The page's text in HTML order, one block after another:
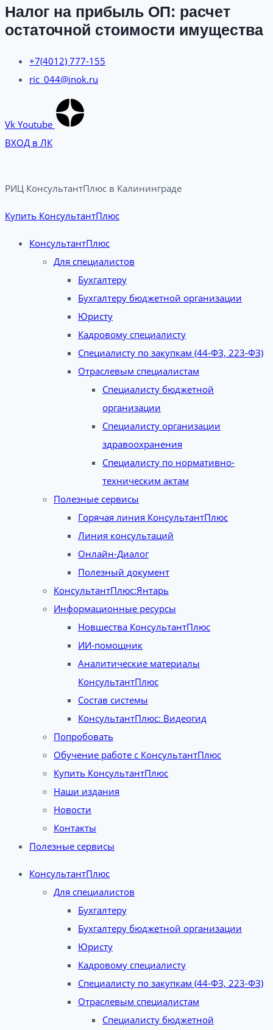
Налог на прибыль ОП: расчет
остаточной стоимости имущества
+7(4012) 777-155
ric_044@inok.ru
Vk Youtube
ВХОД в ЛК
РИЦ КонсультантПлюс в Калининграде​
Купить КонсультантПлюс
КонсультантПлюс
Для специалистов
Бухгалтеру
Бухгалтеру бюджетной организации
Юристу
Кадровому специалисту
Специалисту по закупкам (44-ФЗ, 223-ФЗ)
Отраслевым специалистам
Специалисту бюджетной
организации
Специалисту организации
здравоохранения
Специалисту по нормативно-
техническим актам
Полезные сервисы
Горячая линия КонсультантПлюс
Линия консультаций
Онлайн-Диалог
Полезный документ
КонсультантПлюс:Янтарь
Информационные ресурсы
Новшества КонсультантПлюс
ИИ-помощник
Аналитические материалы
КонсультантПлюс
Состав системы
КонсультантПлюс: Видеогид
Попробовать
Обучение работе с КонсультантПлюс
Купить КонсультантПлюс
Наши издания
Новости
Контакты
Полезные сервисы
КонсультантПлюс
Для специалистов
Бухгалтеру
Бухгалтеру бюджетной организации
Юристу
Кадровому специалисту
Специалисту по закупкам (44-ФЗ, 223-ФЗ)
Отраслевым специалистам
Специалисту бюджетной